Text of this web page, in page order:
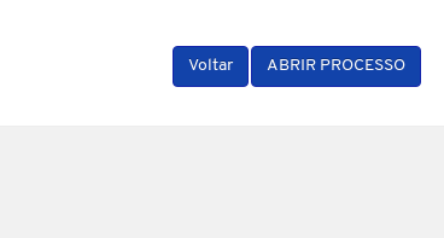
Voltar ABRIR PROCESSO